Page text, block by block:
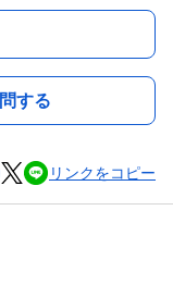
する
リンクをコピー